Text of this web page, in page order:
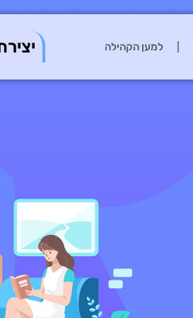
למען הקהילה